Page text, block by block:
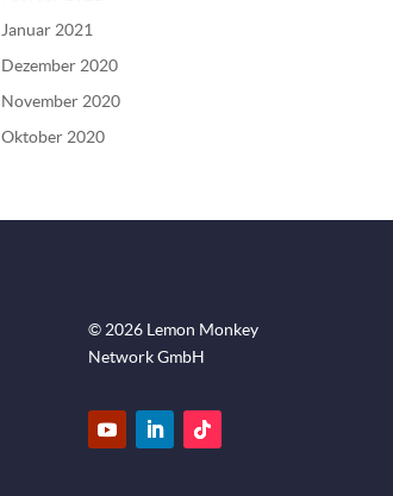
Januar 2021
Dezember 2020
November 2020
Oktober 2020
© 2026 Lemon Monkey
Network GmbH